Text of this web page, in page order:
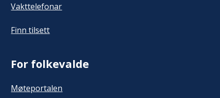
Vakttelefonar
Finn tilsett
For folkevalde
Møteportalen